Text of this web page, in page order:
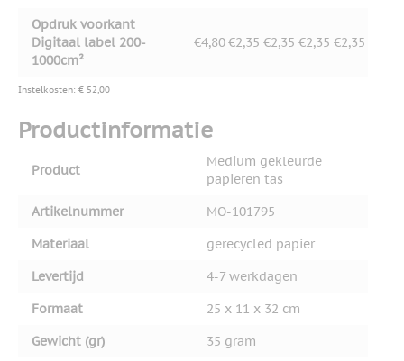
Opdruk voorkant
Digitaal label 200-
1000cm²
€4,80€2,35 €2,35 €2,35 €2,35
Instelkosten: € 52,00
Productinformatie
Product
Medium gekleurde
papieren tas
Artikelnummer
MO-101795
Materiaal
gerecycled papier
Levertijd
4-7 werkdagen
Formaat
25 x 11 x 32 cm
Gewicht (gr)
35 gram